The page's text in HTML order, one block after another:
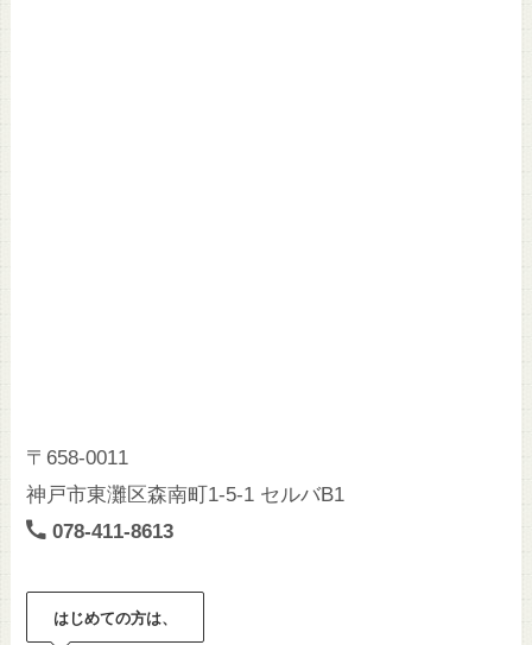
〒658-0011
神戸市東灘区森南町1-5-1 セルバB1
078-411-8613
はじめての方は、